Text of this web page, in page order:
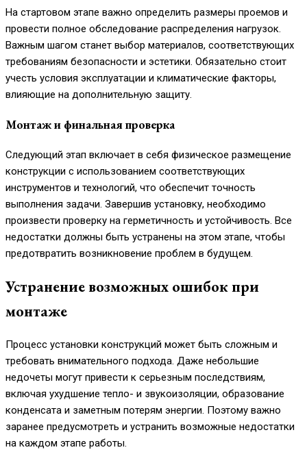
На стартовом этапе важно определить размеры проемов и
провести полное обследование распределения нагрузок.
Важным шагом станет выбор материалов, соответствующих
требованиям безопасности и эстетики. Обязательно стоит
учесть условия эксплуатации и климатические факторы,
влияющие на дополнительную защиту.
Монтаж и финальная проверка
Следующий этап включает в себя физическое размещение
конструкции с использованием соответствующих
инструментов и технологий, что обеспечит точность
выполнения задачи. Завершив установку, необходимо
произвести проверку на герметичность и устойчивость. Все
недостатки должны быть устранены на этом этапе, чтобы
предотвратить возникновение проблем в будущем.
Устранение возможных ошибок при
монтаже
Процесс установки конструкций может быть сложным и
требовать внимательного подхода. Даже небольшие
недочеты могут привести к серьезным последствиям,
включая ухудшение тепло- и звукоизоляции, образование
конденсата и заметным потерям энергии. Поэтому важно
заранее предусмотреть и устранить возможные недостатки
на каждом этапе работы.